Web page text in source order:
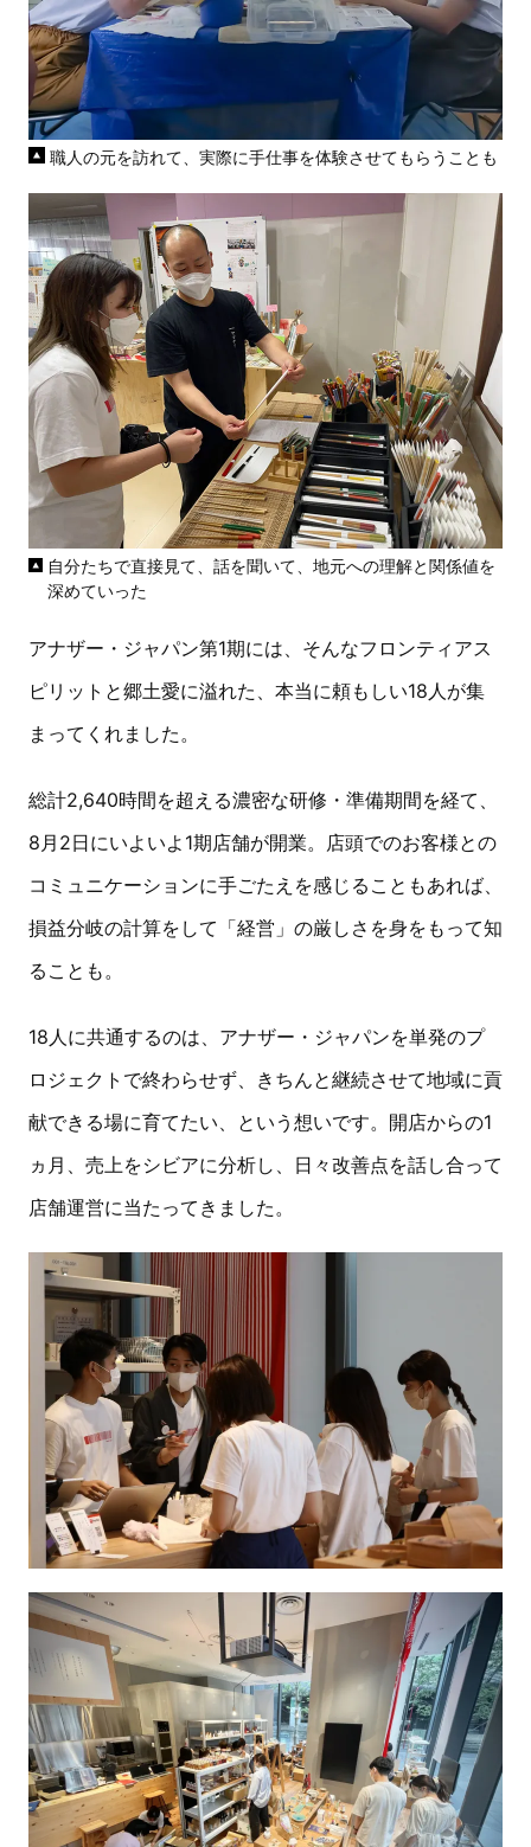
職人の元を訪れて、実際に手仕事を体験させてもらうことも
自分たちで直接見て、話を聞いて、地元への理解と関係値を
深めていった
アナザー・ジャパン第1期には、そんなフロンティアス
ピリットと郷土愛に溢れた、本当に頼もしい18人が集
まってくれました。
総計2,640時間を超える濃密な研修・準備期間を経て、
8月2日にいよいよ1期店舗が開業。店頭でのお客様との
コミュニケーションに手ごたえを感じることもあれば、
損益分岐の計算をして「経営」の厳しさを身をもって知
ることも。
18人に共通するのは、アナザー・ジャパンを単発のプ
ロジェクトで終わらせず、きちんと継続させて地域に貢
献できる場に育てたい、という想いです。開店からの1
ヵ月、売上をシビアに分析し、日々改善点を話し合って
店舗運営に当たってきました。